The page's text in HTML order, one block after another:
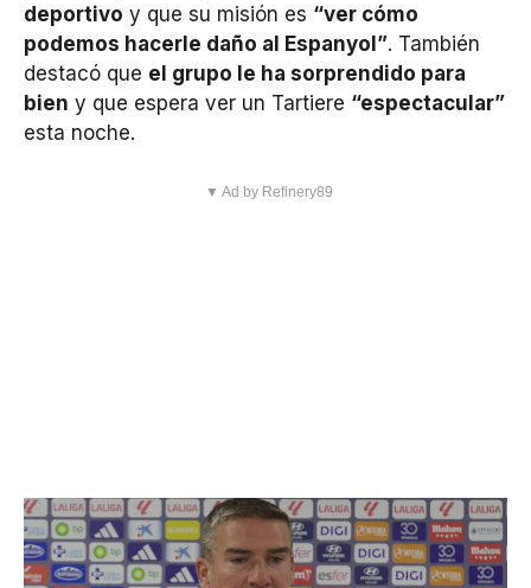
deportivo y que su misión es “ver cómo
podemos hacerle daño al Espanyol”. También
destacó que el grupo le ha sorprendido para
bien y que espera ver un Tartiere “espectacular”
esta noche.
▼ Ad by Refinery89